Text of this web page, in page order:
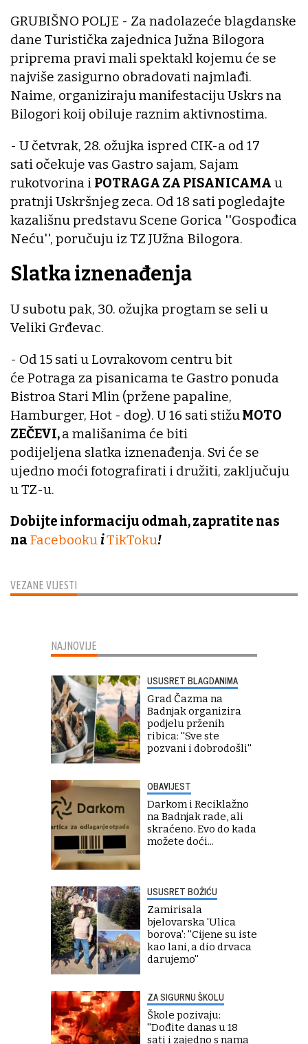
VEZANE VIJESTI
GRUBIŠNO POLJE - Za nadolazeće blagdanske
dane Turistička zajednica Južna Bilogora
priprema pravi mali spektakl kojemu će se
najviše zasigurno obradovati najmlađi.
Naime, organiziraju manifestaciju Uskrs na
Bilogori koij obiluje raznim aktivnostima.
- U četvrak, 28. ožujka ispred CIK-a od 17
sati očekuje vas Gastro sajam, Sajam
rukotvorina i POTRAGA ZA PISANICAMA u
pratnji Uskršnjeg zeca. Od 18 sati pogledajte
kazališnu predstavu Scene Gorica ''Gospođica
Neću'', poručuju iz TZ JUžna Bilogora.
Slatka iznenađenja
U subotu pak, 30. ožujka progtam se seli u
Veliki Grđevac.
- Od 15 sati u Lovrakovom centru bit
će Potraga za pisanicama te Gastro ponuda
Bistroa Stari Mlin (pržene papaline,
Hamburger, Hot - dog). U 16 sati stižuMOTO
ZEČEVI,a mališanima će biti
podijeljena slatka iznenađenja. Svi će se
ujedno moći fotografirati i družiti, zaključuju
u TZ-u.
Dobijte informaciju odmah, zapratite nas
na FacebookuiTikToku!
NAJNOVIJE
USUSRET BLAGDANIMA
Grad Čazma na
Badnjak organizira
podjelu prženih
ribica: ''Sve ste
pozvani i dobrodošli''
OBAVIJEST
Darkom i Reciklažno
na Badnjak rade, ali
skraćeno. Evo do kada
možete doći...
USUSRET BOŽIĆU
Zamirisala
bjelovarska 'Ulica
borova': ''Cijene su iste
kao lani, a dio drvaca
darujemo''
ZA SIGURNU ŠKOLU
Škole pozivaju:
''Dođite danas u 18
sati i zajedno s nama